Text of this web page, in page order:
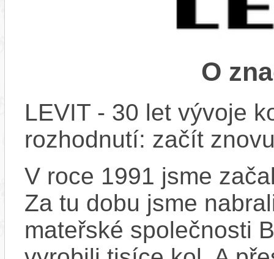
O
LEVIT - 30 let vývoje
rozhodnutí: začít
V roce 1991 jsme
Za tu dobu jsme
mateřské společnosti